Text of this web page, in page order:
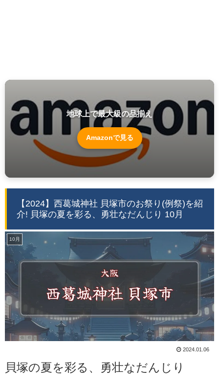
地球上で最大級の品揃え
Amazonで見る
【2024】西葛城神社 貝塚市のお祭り(例祭)を紹
介! 貝塚の夏を彩る、勇壮なだんじり 10月
10月
2024.01.06
貝塚の夏を彩る、勇壮なだんじり